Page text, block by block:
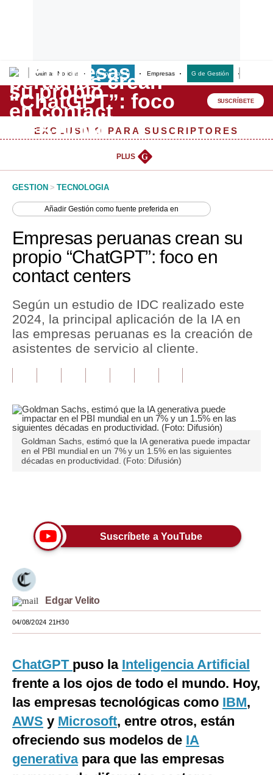
Últimas Noticias Empresas G Empresas G de Gestión
Lo último
Peru Quiosco
Management & Empleo
Perú
Política
Finanzas Personales
Inmobiliarias
Plus G
Editorial
Pregunta de hoy
Blogs
Viajes
Estilos
Mundo
EEUU
México
España
Internacional
Tecnología
Club del Suscriptor
SUSCRÍBETE
EXCLUSIVO PARA SUSCRIPTORES
PLUS G
GESTION > TECNOLOGIA
AñadirGestión como fuente preferida en
Empresas peruanas crean su
propio “ChatGPT”: foco en
contact centers
Según un estudio de IDC realizado este
2024, la principal aplicación de la IA en
las empresas peruanas es la creación de
asistentes de servicio al cliente.
Goldman Sachs, estimó que la IA generativa puede impactar
en el PBI mundial en un 7% y un 1.5% en las siguientes
décadas en productividad. (Foto: Difusión)
Suscríbete a YouTube
Edgar Velito
04/08/2024 21H30
ChatGPT puso la Inteligencia Artificial
frente a los ojos de todo el mundo. Hoy,
las empresas tecnológicas como IBM,
AWS y Microsoft, entre otros, están
ofreciendo sus modelos de IA
generativapara que las empresas